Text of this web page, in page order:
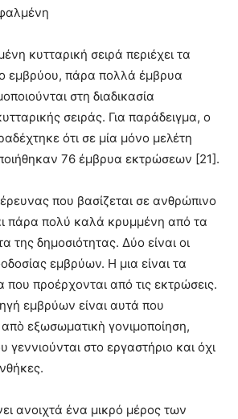
κυτταρική σειρά περιέχει τα
εμβρύου, πάρα πολλά έμβρυα
στη διαδικασία
σειράς. Για παράδειγμα, ο
ότι σε μία μόνο μελέτη
76 έμβρυα εκτρώσεων [21].
που βασίζεται σε ανθρώπινο
πάρα πολύ καλά κρυμμένη από τα
της δημοσιότητας. Δύο είναι οι
εμβρύων. Η μια είναι τα
προέρχονται από τις εκτρώσεις.
εμβρύων είναι αυτά που
απὸ εξωσωματικὴ γονιμοποίηση,
στο εργαστήριο και όχι
ανοιχτά ένα μικρό μέρος των